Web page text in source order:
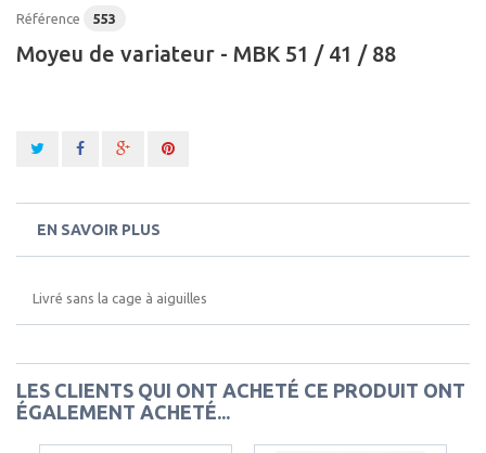
Référence 553
Moyeu de variateur - MBK 51 / 41 / 88
EN SAVOIR PLUS
Livré sans la cage à aiguilles
LES CLIENTS QUI ONT ACHETÉ CE PRODUIT ONT
ÉGALEMENT ACHETÉ...